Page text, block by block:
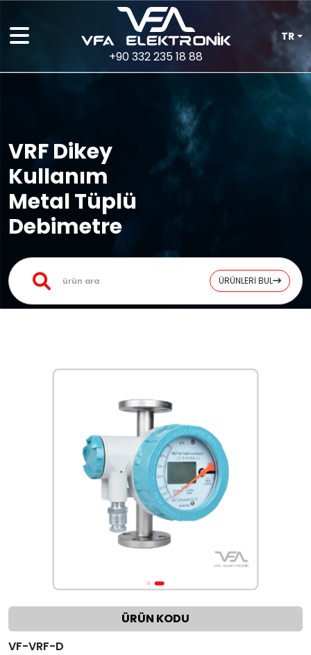
+90 332 235 18 88
TR
VRF Dikey
Kullanım
Metal Tüplü
Debimetre
ÜRÜNLERİ BUL
ÜRÜN KODU
VF-VRF-D